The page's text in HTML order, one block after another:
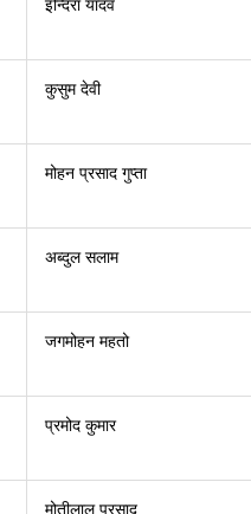
इन्दिरा यादव
कुसुम देवी
मोहन प्रसाद गुप्ता
अब्दुल सलाम
जगमोहन महतो
प्रमोद कुमार